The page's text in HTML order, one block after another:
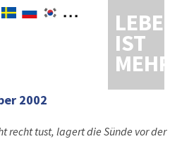
LEBEN
IST
MEHR
2002
recht tust, lagert die Sünde vor der